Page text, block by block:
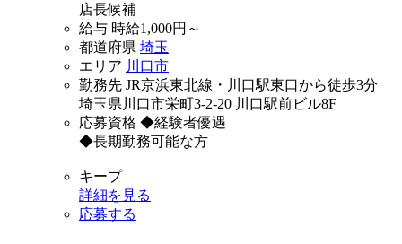
店長候補
給与 時給1,000円～
都道府県 埼玉
エリア 川口市
勤務先 JR京浜東北線・川口駅東口から徒歩3分
埼玉県川口市栄町3-2-20 川口駅前ビル8F
応募資格 ◆経験者優遇
◆長期勤務可能な方
キープ
詳細を見る
応募する